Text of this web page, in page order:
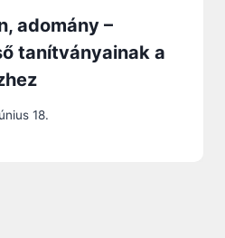
adomány –
tanítványainak a
18.